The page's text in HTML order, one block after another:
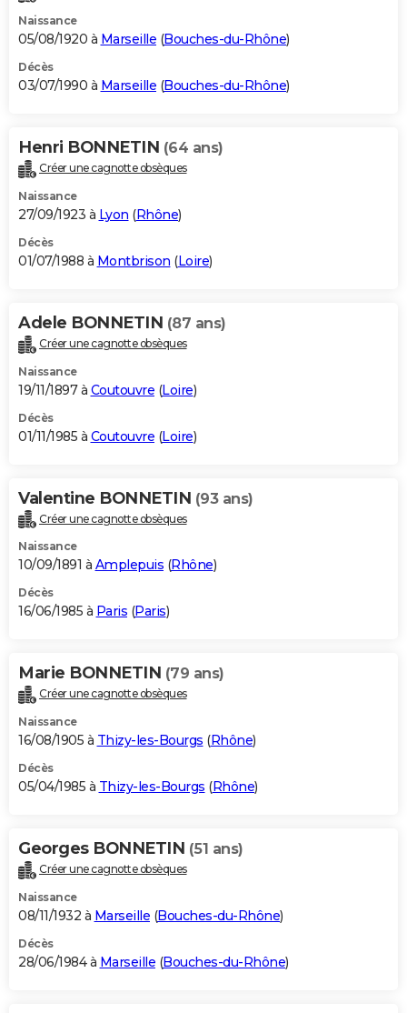
Naissance
05/08/1920 à Marseille (Bouches-du-Rhône)
Décès
03/07/1990 à Marseille (Bouches-du-Rhône)
Henri BONNETIN (64 ans)
Créer une cagnotte obsèques
Naissance
27/09/1923 à Lyon (Rhône)
Décès
01/07/1988 à Montbrison (Loire)
Adele BONNETIN (87 ans)
Créer une cagnotte obsèques
Naissance
19/11/1897 à Coutouvre (Loire)
Décès
01/11/1985 à Coutouvre (Loire)
Valentine BONNETIN (93 ans)
Créer une cagnotte obsèques
Naissance
10/09/1891 à Amplepuis (Rhône)
Décès
16/06/1985 à Paris (Paris)
Marie BONNETIN (79 ans)
Créer une cagnotte obsèques
Naissance
16/08/1905 à Thizy-les-Bourgs (Rhône)
Décès
05/04/1985 à Thizy-les-Bourgs (Rhône)
Georges BONNETIN (51 ans)
Créer une cagnotte obsèques
Naissance
08/11/1932 à Marseille (Bouches-du-Rhône)
Décès
28/06/1984 à Marseille (Bouches-du-Rhône)